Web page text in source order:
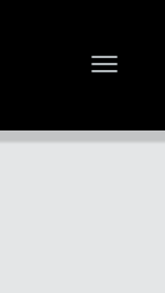
Toggle